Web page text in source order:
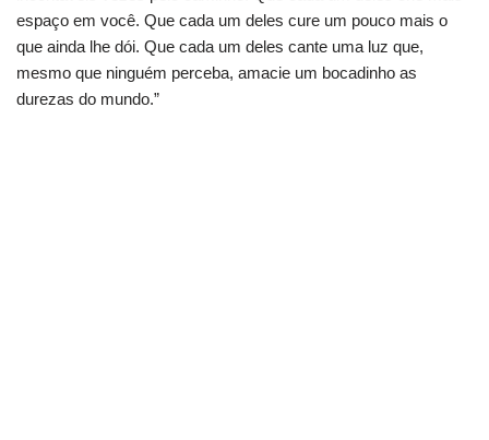
espaço em você. Que cada um deles cure um pouco mais o
que ainda lhe dói. Que cada um deles cante uma luz que,
mesmo que ninguém perceba, amacie um bocadinho as
durezas do mundo.”